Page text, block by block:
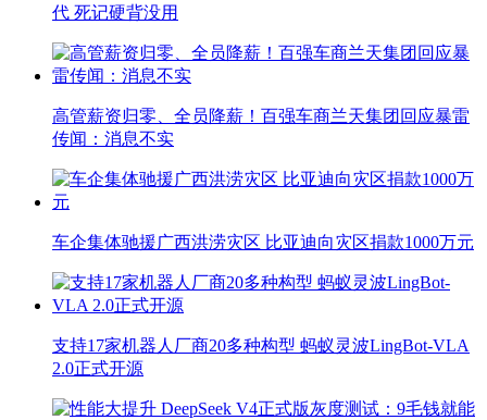
代 死记硬背没用
高管薪资归零、全员降薪！百强车商兰天集团回应暴雷
传闻：消息不实
车企集体驰援广西洪涝灾区 比亚迪向灾区捐款1000万元
支持17家机器人厂商20多种构型 蚂蚁灵波LingBot-VLA
2.0正式开源